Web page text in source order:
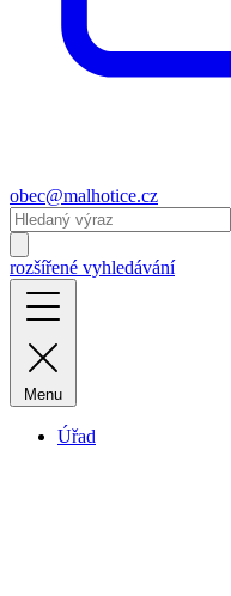
obec@malhotice.cz
rozšířené vyhledávání
Menu
Úřad